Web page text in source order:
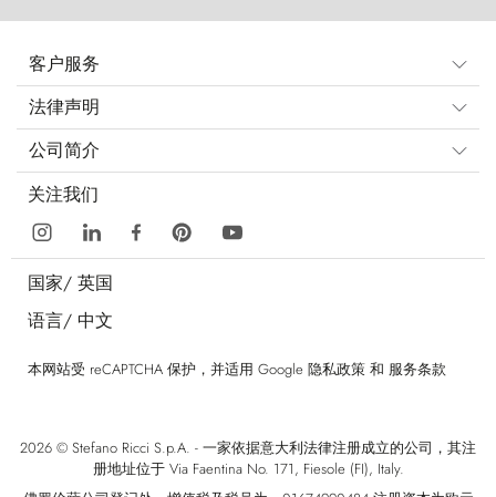
客户服务
法律声明
公司简介
关注我们
国家/ 英国
语言/ 中文
本网站受 reCAPTCHA 保护，并适用 Google 隐私政策 和 服务条款
2026 © Stefano Ricci S.p.A. - 一家依据意大利法律注册成立的公司，其注
册地址位于 Via Faentina No. 171, Fiesole (FI), Italy.